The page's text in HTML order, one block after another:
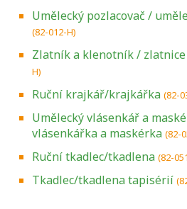
Umělecký pozlacovač /
(82-012-H)
Zlatník a klenotník /
H)
Ruční krajkář/krajkářka (82-
Umělecký vlásenkář a
vlásenkářka a maskérka (82-
Ruční tkadlec/tkadlena (82-
Tkadlec/tkadlena tapisérií
Projděte si seznam